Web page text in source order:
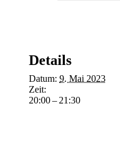
Details
Datum: 9. Mai 2023
Zeit:
20:00 – 21:30